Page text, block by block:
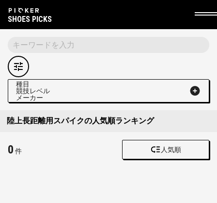
SHOES PICKS
種目
競技レベル
メーカー
陸上長距離用スパイクの人気順ランキング
0 件 人気順